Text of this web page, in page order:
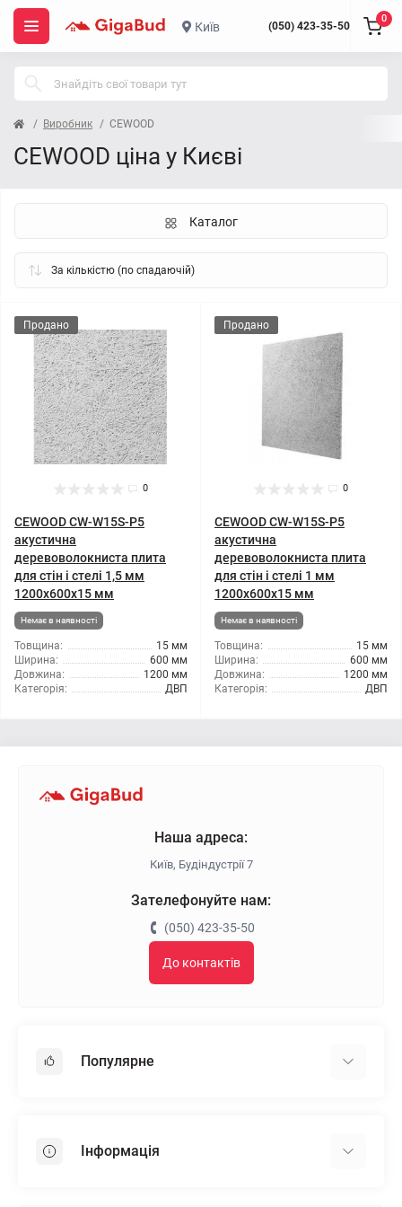
Київ (050) 423-35-50
0
Виробник CEWOOD
CEWOOD ціна у Києві
Каталог
Продано
0
CEWOOD CW-W15S-P5
акустична
деревоволокниста плита
для стін і стелі 1,5 мм
1200x600x15 мм
Немає в наявності
Товщина:
15 мм
Ширина:
600 мм
Довжина:
1200 мм
Категорія:
ДВП
Продано
0
CEWOOD CW-W15S-P5
акустична
деревоволокниста плита
для стін і стелі 1 мм
1200x600x15 мм
Немає в наявності
Товщина:
15 мм
Ширина:
600 мм
Довжина:
1200 мм
Категорія:
ДВП
Наша адреса:
Київ, Будіндустрії 7
Зателефонуйте нам:
(050) 423-35-50
До контактів
Популярне
Пінопласт
Інформація